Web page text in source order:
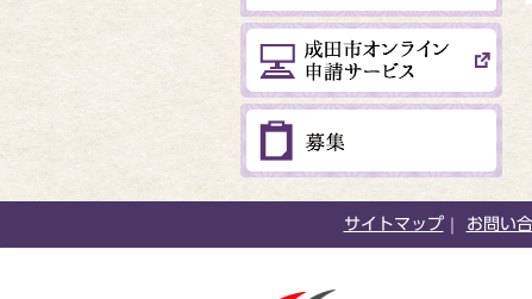
サイトマップ お問い